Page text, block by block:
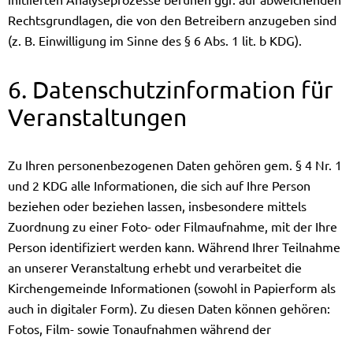
Rechtsgrundlagen, die von den Betreibern anzugeben sind
(z. B. Einwilligung im Sinne des § 6 Abs. 1 lit. b KDG).
6. Datenschutzinformation für
Veranstaltungen
Zu Ihren personenbezogenen Daten gehören gem. § 4 Nr. 1
und 2 KDG alle Informationen, die sich auf Ihre Person
beziehen oder beziehen lassen, insbesondere mittels
Zuordnung zu einer Foto- oder Filmaufnahme, mit der Ihre
Person identifiziert werden kann. Während Ihrer Teilnahme
an unserer Veranstaltung erhebt und verarbeitet die
Kirchengemeinde Informationen (sowohl in Papierform als
auch in digitaler Form). Zu diesen Daten können gehören:
Fotos, Film- sowie Tonaufnahmen während der